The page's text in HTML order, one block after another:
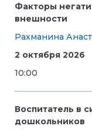
Факторы
внешности
Рахманина
2 октября 2026
10:00
Воспитатель в
дошкольников